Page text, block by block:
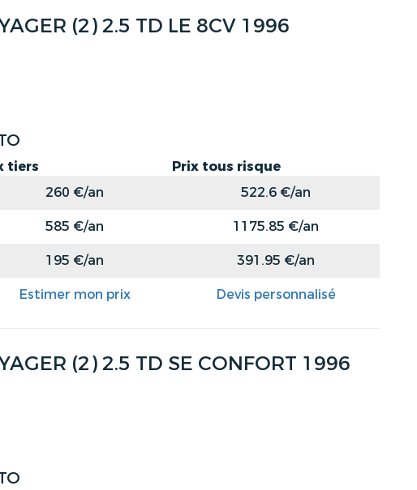
(2) 2.5 TD LE 8CV 1996
tiers
Prix tous risque
260 €/an
522.6 €/an
585 €/an
1175.85 €/an
195 €/an
391.95 €/an
Estimer mon prix Devis personnalisé
(2) 2.5 TD SE CONFORT 1996